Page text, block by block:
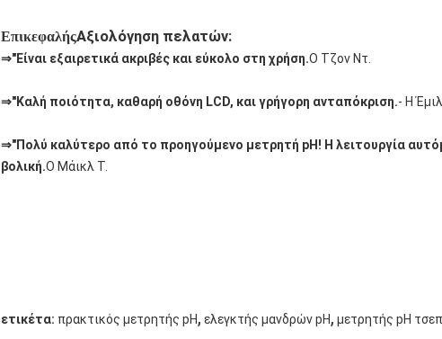
ΕπικεφαλήςΑξιολόγηση πελατών:
⇒"Είναι εξαιρετικά ακριβές και εύκολο στη χρήση.Ο Τζον Ντ.
⇒"Καλή ποιότητα, καθαρή οθόνη LCD, και γρήγορη ανταπόκριση.- Η
⇒"Πολύ καλύτερο από το προηγούμενο μετρητή pH! Η λειτουργία
βολική.Ο Μάικλ Τ.
ετικέτα: πρακτικός μετρητής pH, ελεγκτής μανδρών pH, μετρητής pH